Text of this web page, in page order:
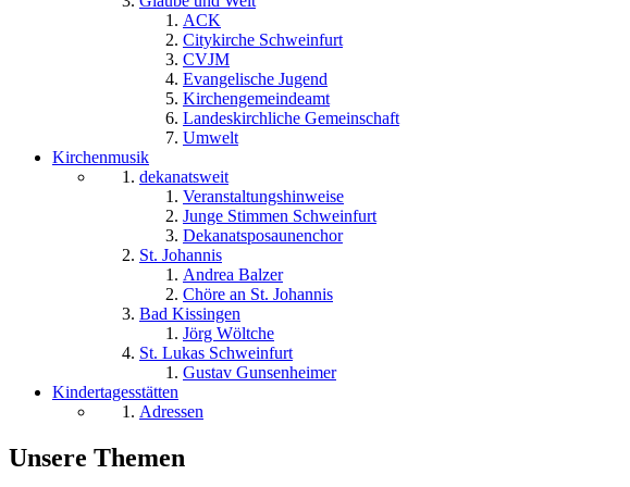
ACK
Citykirche Schweinfurt
CVJM
Evangelische Jugend
Kirchengemeindeamt
Landeskirchliche Gemeinschaft
Umwelt
Kirchenmusik
dekanatsweit
Veranstaltungshinweise
Junge Stimmen Schweinfurt
Dekanatsposaunenchor
St. Johannis
Andrea Balzer
Chöre an St. Johannis
Bad Kissingen
Jörg Wöltche
St. Lukas Schweinfurt
Gustav Gunsenheimer
Kindertagesstätten
Adressen
Unsere Themen